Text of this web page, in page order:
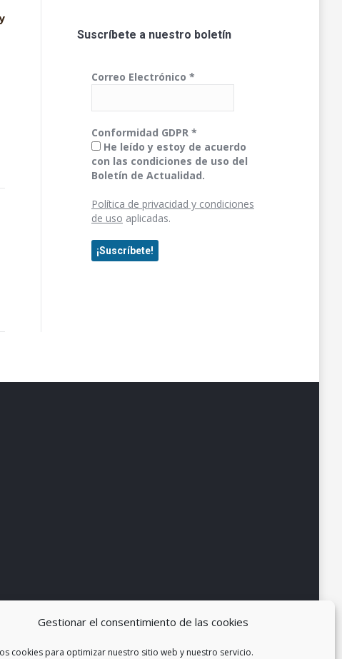
Gestionar el consentimiento de las cookies
cookies para optimizar nuestro sitio web y nuestro servicio.
Suscríbete a nuestro boletín
Correo Electrónico *
Conformidad GDPR *
He leído y estoy de acuerdo
con las condiciones de uso del
Boletín de Actualidad.
Política de privacidad y condiciones
de uso aplicadas.